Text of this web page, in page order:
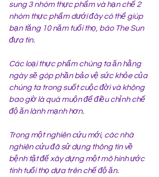
sung 3 nhóm thực phẩm và hạn chế 2
nhóm thực phẩm dưới đây có thể giúp
bạn tăng 10 năm tuổi thọ, báo The Sun
đưa tin.
Các loại thực phẩm chúng ta ăn hằng
ngày sẽ góp phần bảo vệ sức khỏe của
chúng ta trong suốt cuộc đời và không
bao giờ là quá muộn để điều chỉnh chế
độ ăn lành mạnh hơn.
Trong một nghiên cứu mới, các nhà
nghiên cứu đã sử dụng thông tin về
bệnh tật để xây dựng một mô hình ước
tính tuổi thọ dựa trên chế độ ăn.